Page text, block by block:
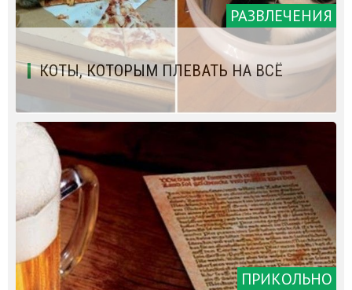
РАЗВЛЕЧЕНИЯ
КОТЫ, КОТОРЫМ ПЛЕВАТЬ НА ВСЁ
ПРИКОЛЬНО